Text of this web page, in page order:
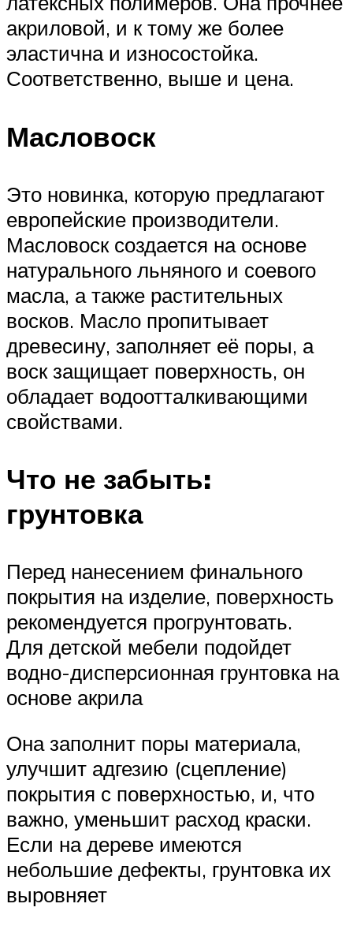
акриловой, и к тому же более
эластична и износостойка.
Соответственно, выше и цена.
Масловоск
Это новинка, которую предлагают
европейские производители.
Масловоск создается на основе
натурального льняного и соевого
масла, а также растительных
восков. Масло пропитывает
древесину, заполняет её поры, а
воск защищает поверхность, он
обладает водоотталкивающими
свойствами.
Что не забыть:
грунтовка
Перед нанесением финального
покрытия на изделие, поверхность
рекомендуется прогрунтовать.
Для детской мебели подойдет
водно-дисперсионная грунтовка на
основе акрила
Она заполнит поры материала,
улучшит адгезию (сцепление)
покрытия с поверхностью, и, что
важно, уменьшит расход краски.
Если на дереве имеются
небольшие дефекты, грунтовка их
выровняет